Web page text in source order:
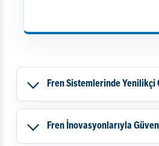
Fren Sistemlerinde Yenilikçi
Fren İnovasyonlarıyla